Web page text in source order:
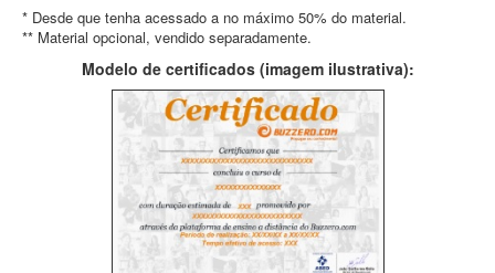
* Desde que tenha acessado a no máximo 50% do material.
** Material opcional, vendido separadamente.
Modelo de certificados (imagem ilustrativa):